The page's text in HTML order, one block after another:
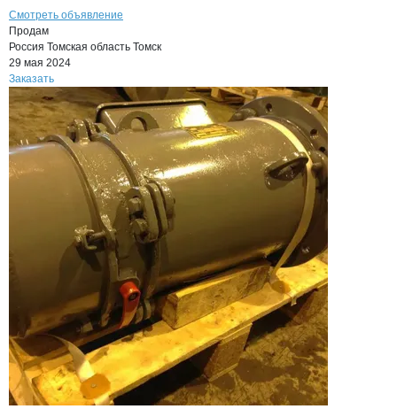
Смотреть объявление
Продам
Россия Томская область Томск
29 мая 2024
Заказать